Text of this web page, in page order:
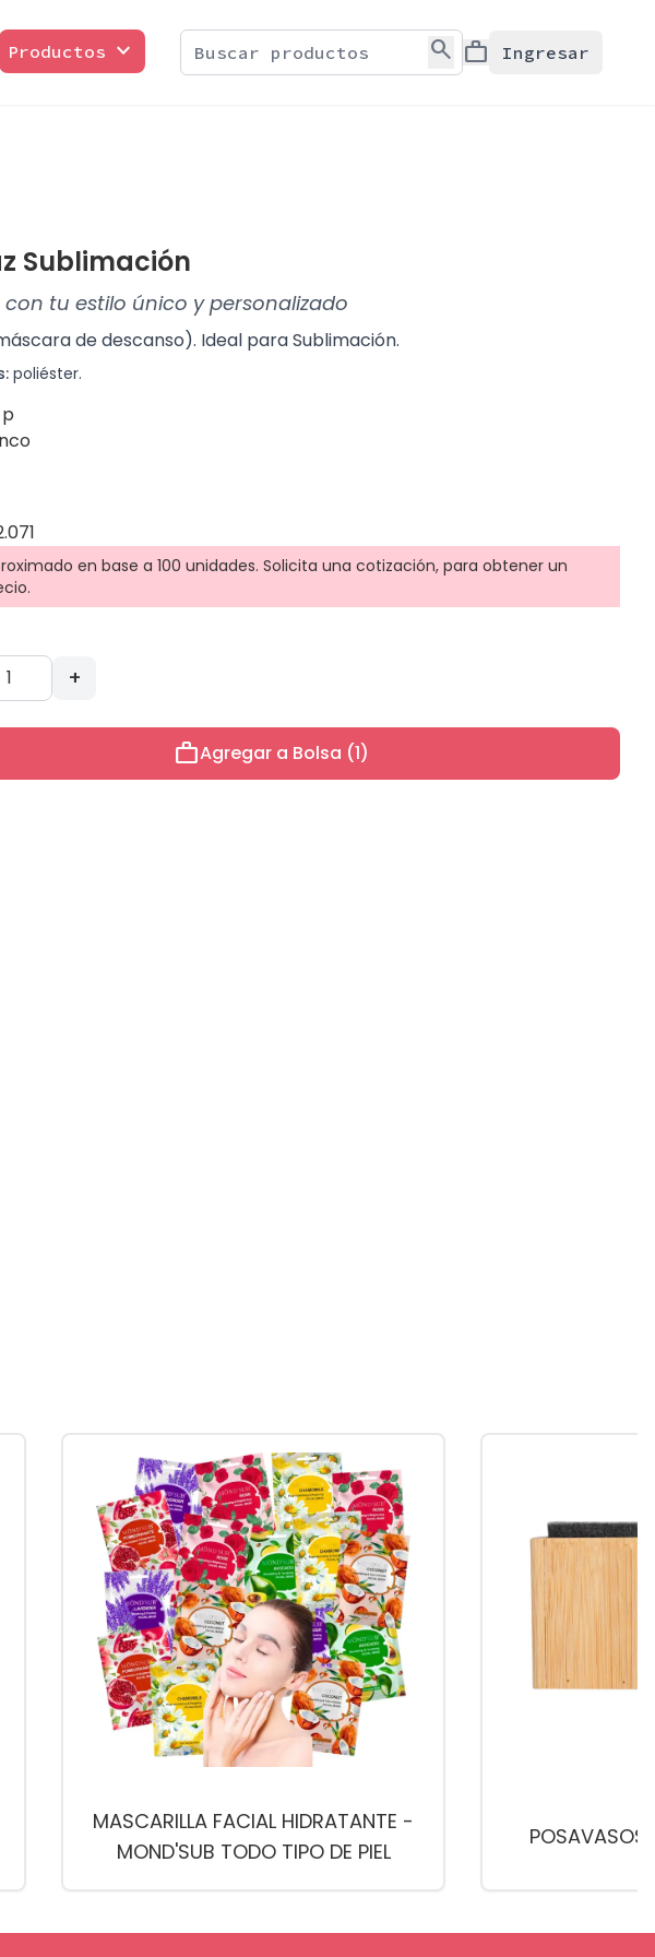
Productos expand_more search work Ingresar
Sublimación
con tu estilo único y personalizado
de descanso). Ideal para Sublimación.
poliéster.
en base a 100 unidades. Solicita una cotización, para obtener un
+
workAgregar a Bolsa (1)
MASCARILLA FACIAL HIDRATANTE -
MOND'SUB TODO TIPO DE PIEL
POSAVASOS